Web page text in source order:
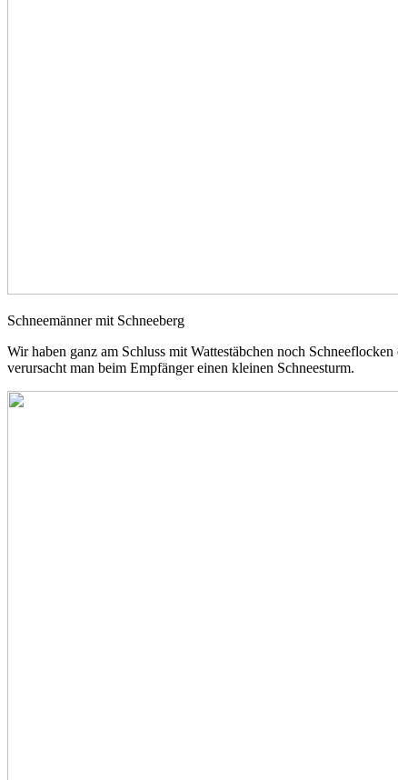
Schneemänner mit Schneeberg
Wir haben ganz am Schluss mit Wattestäbchen noch
verursacht man beim Empfänger einen kleinen Schneesturm.